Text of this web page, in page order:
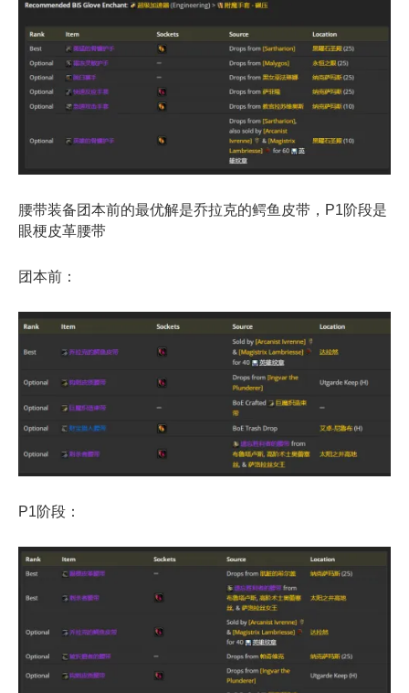
腰带装备团本前的最优解是乔拉克的鳄鱼皮带，P1阶段是
眼梗皮革腰带
团本前：
P1阶段：